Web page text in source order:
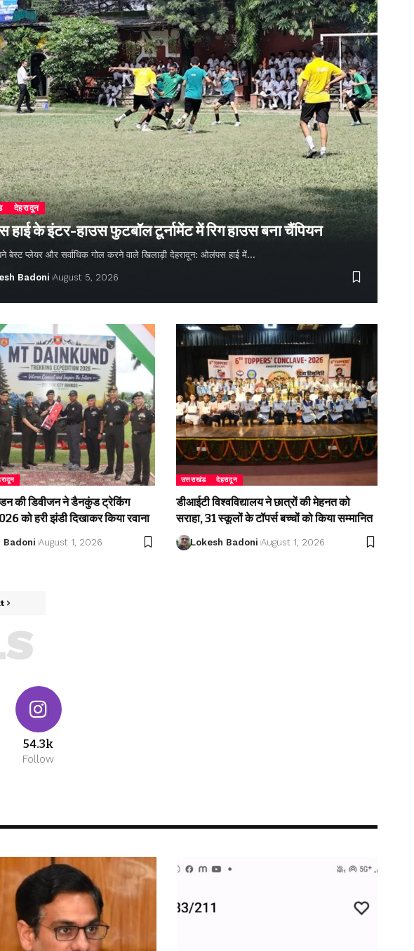
देहरादून
के इंटर-हाउस फुटबॉल टूर्नामेंट में रिग हाउस बना चैंपियन
बने बेस्ट प्लेयर और सर्वाधिक गोल करने वाले खिलाड़ी देहरादून: ओलंपस हाई में…
Badoni August 5, 2026
की डिवीजन ने डैनकुंड ट्रेकिंग
को हरी झंडी दिखाकर किया रवाना
Badoni August 1, 2026
उत्तराखंड देहरादून
डीआईटी विश्वविद्यालय ने छात्रों की मेहनत को
सराहा, 31 स्कूलों के टॉपर्स बच्चों को किया सम्मानित
Lokesh Badoni August 1, 2026
54.3k
Follow